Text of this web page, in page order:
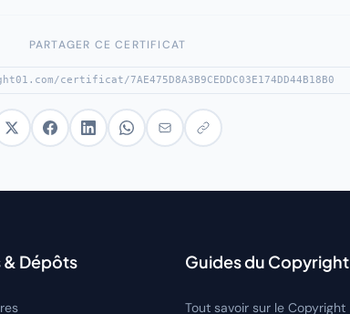
PARTAGER CE CERTIFICAT
& Dépôts Guides du Copyright
Tout savoir sur le Copyright